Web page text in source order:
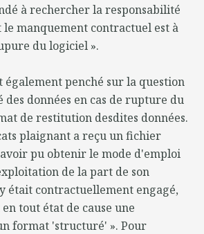
à rechercher la responsabilité
le manquement contractuel est à
du logiciel ».
également penché sur la question
données en cas de rupture du
de restitution desdites données.
plaignant a reçu un fichier
pu obtenir le mode d'emploi
de la part de son
était contractuellement engagé,
tout état de cause une
format 'structuré' ». Pour